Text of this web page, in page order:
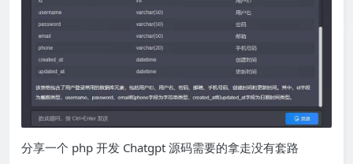
分享一个 php 开发 Chatgpt 源码需要的拿走没有套路